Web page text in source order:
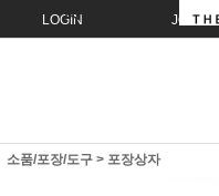
LOGIN JOIN
소품/포장/도구 > 포장상자